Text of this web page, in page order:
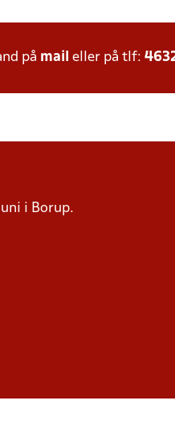
på mail eller på tlf:
i Borup.